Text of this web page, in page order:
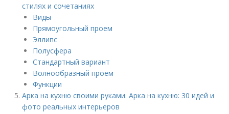
стилях и сочетаниях
Виды
Прямоугольный проем
Эллипс
Полусфера
Стандартный вариант
Волнообразный проем
Функции
Арка на кухню своими руками. Арка на кухню: 30 идей и
фото реальных интерьеров